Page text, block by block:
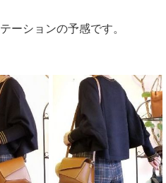
ーションの予感です。